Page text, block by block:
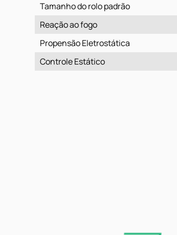
Tamanho do rolo padrão
Reação ao fogo
Propensão Eletrostática
Controle Estático